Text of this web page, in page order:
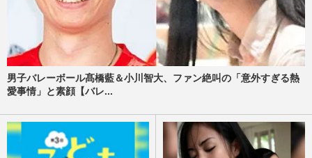
男子バレーボール髙橋藍＆小川智大、ファン絶叫の「意外すぎる熱
愛事情」と素顔【バレ...